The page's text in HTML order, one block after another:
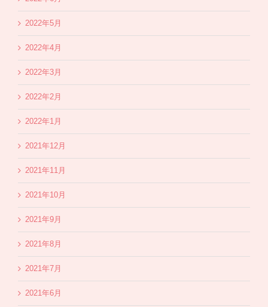
2022年5月
2022年4月
2022年3月
2022年2月
2022年1月
2021年12月
2021年11月
2021年10月
2021年9月
2021年8月
2021年7月
2021年6月